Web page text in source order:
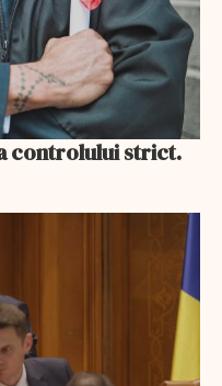
controlului strict.